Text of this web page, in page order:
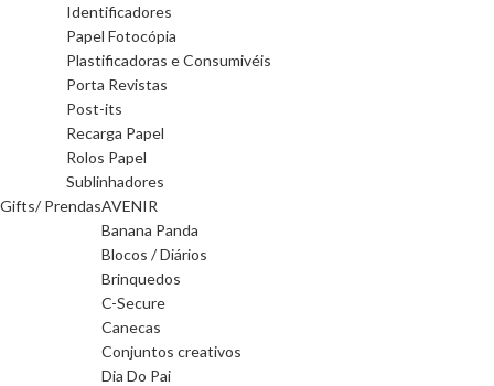
Identificadores
Papel Fotocópia
Plastificadoras e Consumivéis
Porta Revistas
Post-its
Recarga Papel
Rolos Papel
Sublinhadores
Gifts/ PrendasAVENIR
Banana Panda
Blocos / Diários
Brinquedos
C-Secure
Canecas
Conjuntos creativos
Dia Do Pai